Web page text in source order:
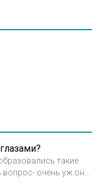
такие
очень уж они